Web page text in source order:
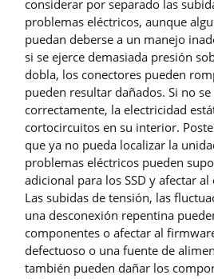
considerar por separado las
problemas eléctricos, aunque
puedan deberse a un manejo
si se ejerce demasiada presión
dobla, los conectores pueden
pueden resultar dañados. Si no se
correctamente, la electricidad
cortocircuitos en su interior.
que ya no pueda localizar la
problemas eléctricos pueden
adicional para los SSD y afectar
Las subidas de tensión, las
una desconexión repentina
componentes o afectar al
defectuoso o una fuente de
también pueden dañar los